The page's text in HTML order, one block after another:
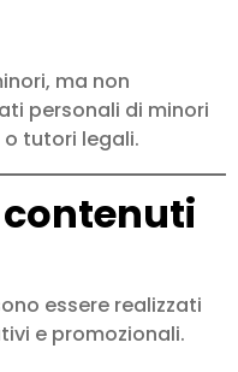
ma non
personali di minori
tutori legali.
contenuti
essere realizzati
e promozionali.